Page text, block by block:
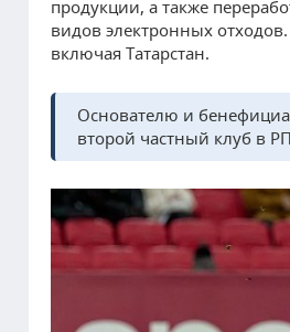
продукции, а также
видов электронных
включая Татарстан.
Основателю и
второй частный клуб в